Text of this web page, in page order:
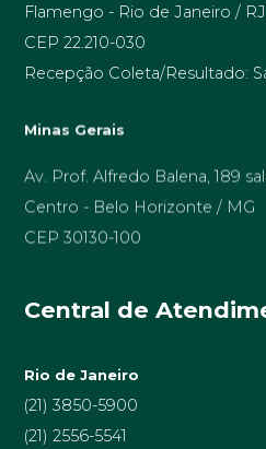
Flamengo - Rio de Janeiro / RJ
CEP 22.210-030
Recepção Coleta/Resultado:
Minas Gerais
Av. Prof. Alfredo Balena, 189
Centro - Belo Horizonte / MG
CEP 30130-100
Central de
Rio de Janeiro
(21) 3850-5900
(21) 2556-5541